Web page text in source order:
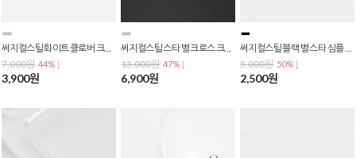
써지컬스틸 화이트 클로버 크로버 크로바 클로바 0.8mm 바두께 바벨 피어싱 p-0771
7,000원 44% ↓
3,900원
써지컬스틸 스타 별 크로스 크리스탈 큐빅 인더스트리얼 바벨 사선 피어싱 p-0770
13,000원 47% ↓
6,900원
써지컬스틸 블랙 별 스타 심플 데일리 바벨 피어싱 p-0769
5,000원 50% ↓
2,500원